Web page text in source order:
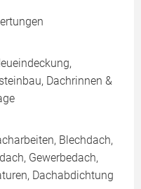
Dachrinnen &
Blechdach,
Gewerbedach,
Dachabdichtung